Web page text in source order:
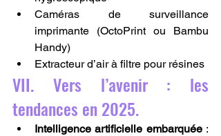
Caméras de surveillance
imprimante (OctoPrint ou Bambu
Handy)
Extracteur d’air à filtre pour résines
VII. Vers l’avenir : les
tendances en 2025.
Intelligence artificielle embarquée :